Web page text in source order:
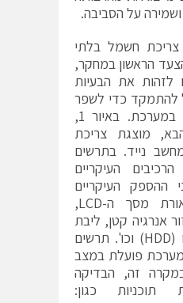
על הסביבה.
צריכת חשמל בלתי
הראשון במחקר,
לזהות את הבעיות
להתמקד כדי לשפר
את ריקון האנרגיה במערכת. באיור 1,
מוצגת צריכת
נייד. בתרשים
העיקריים
ההספק העיקריים
במערכת הם: תאורת מסך ה-LCD,
אנרגיה קטן, ליבת
המעבד, כונן קשיח (HDD) וכו'. תרשים
פועלת במצב
זה, הבדיקה
תוכניות כגון: